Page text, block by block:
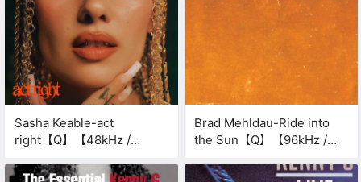
Sasha Keable-act
right【Q】【48kHz /
Brad Mehldau-Ride into
the Sun【Q】【96kHz /